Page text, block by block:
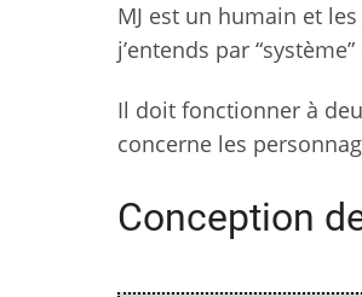
MJ est un humain et
j’entends par
Il doit fonctionner à
concerne les
Conception